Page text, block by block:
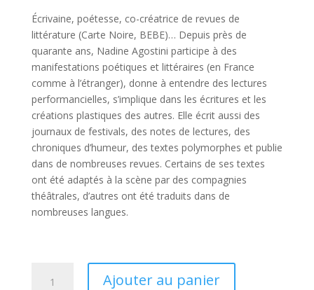
Écrivaine, poétesse, co-créatrice de revues de
littérature (Carte Noire, BEBE)… Depuis près de
quarante ans, Nadine Agostini participe à des
manifestations poétiques et littéraires (en France
comme à l’étranger), donne à entendre des lectures
performancielles, s’implique dans les écritures et les
créations plastiques des autres. Elle écrit aussi des
journaux de festivals, des notes de lectures, des
chroniques d’humeur, des textes polymorphes et publie
dans de nombreuses revues. Certains de ses textes
ont été adaptés à la scène par des compagnies
théâtrales, d’autres ont été traduits dans de
nombreuses langues.
Ajouter au panier